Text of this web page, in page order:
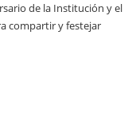
de la Institución y el
compartir y festejar